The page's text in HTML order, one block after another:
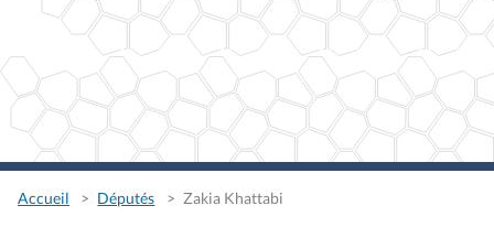
Accueil Députés Zakia Khattabi